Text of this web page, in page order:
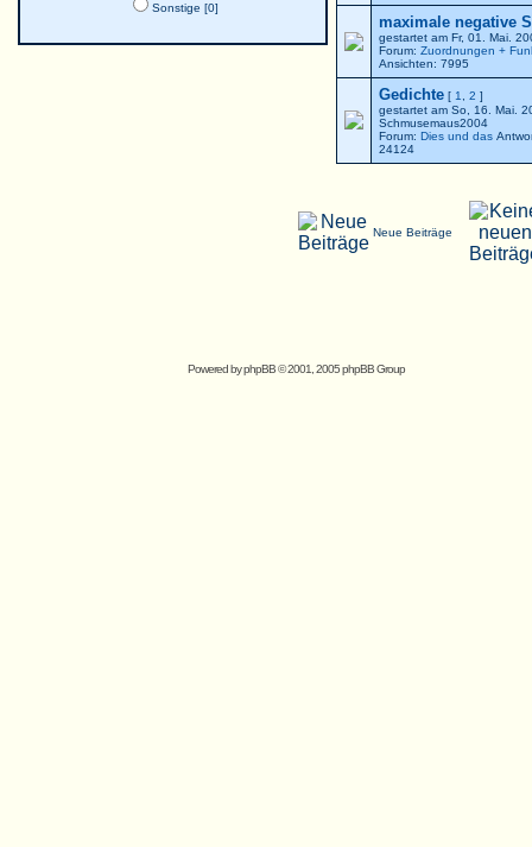
Sonstige [0]
maximale negative
gestartet am Fr, 01. Mai.
Forum: Zuordnungen +
Ansichten: 7995
Gedichte [ 1 2 ]
gestartet am So, 16. Mai.
Schmusemaus2004
Forum: Dies und das
24124
Neue Beiträge
Powered byphpBB© 2001, 2005 phpBB Group